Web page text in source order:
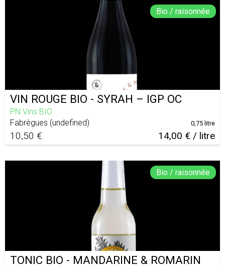
Bio / raisonnée
VIN ROUGE BIO - SYRAH – IGP OC
PN Vins BIO
Fabrègues (undefined)
10,50 € 14,00 € / litre
0,75 litre
Bio / raisonnée
TONIC BIO - MANDARINE & ROMARIN